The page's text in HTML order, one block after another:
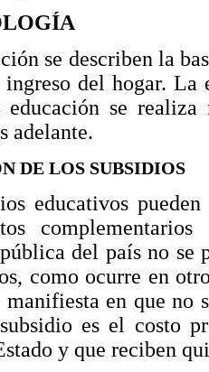
se describen la
del hogar.
se
adelante.
DE LOS SUBSIDIOS
educativos
del país no se
como ocurre en
manifiesta en que no
es el costo
y que reciben